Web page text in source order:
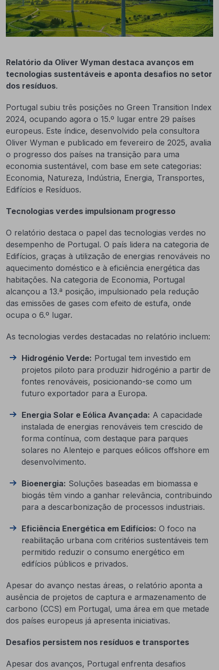
Relatório da Oliver Wyman destaca avanços em
tecnologias sustentáveis e aponta desafios no setor
dos resíduos.
Portugal subiu três posições no Green Transition Index
2024, ocupando agora o 15.º lugar entre 29 países
europeus. Este índice, desenvolvido pela consultora
Oliver Wyman e publicado em fevereiro de 2025, avalia
o progresso dos países na transição para uma
economia sustentável, com base em sete categorias:
Economia, Natureza, Indústria, Energia, Transportes,
Edifícios e Resíduos.
Tecnologias verdes impulsionam progresso
O relatório destaca o papel das tecnologias verdes no
desempenho de Portugal. O país lidera na categoria de
Edifícios, graças à utilização de energias renováveis no
aquecimento doméstico e à eficiência energética das
habitações. Na categoria de Economia, Portugal
alcançou a 13.ª posição, impulsionado pela redução
das emissões de gases com efeito de estufa, onde
ocupa o 6.º lugar.
As tecnologias verdes destacadas no relatório incluem:
Hidrogénio Verde: Portugal tem investido em
projetos piloto para produzir hidrogénio a partir de
fontes renováveis, posicionando-se como um
futuro exportador para a Europa.
Energia Solar e Eólica Avançada: A capacidade
instalada de energias renováveis tem crescido de
forma contínua, com destaque para parques
solares no Alentejo e parques eólicos offshore em
desenvolvimento.
Bioenergia: Soluções baseadas em biomassa e
biogás têm vindo a ganhar relevância, contribuindo
para a descarbonização de processos industriais.
Eficiência Energética em Edifícios: O foco na
reabilitação urbana com critérios sustentáveis tem
permitido reduzir o consumo energético em
edifícios públicos e privados.
Apesar do avanço nestas áreas, o relatório aponta a
ausência de projetos de captura e armazenamento de
carbono (CCS) em Portugal, uma área em que metade
dos países europeus já apresenta iniciativas.
Desafios persistem nos resíduos e transportes
Apesar dos avanços, Portugal enfrenta desafios